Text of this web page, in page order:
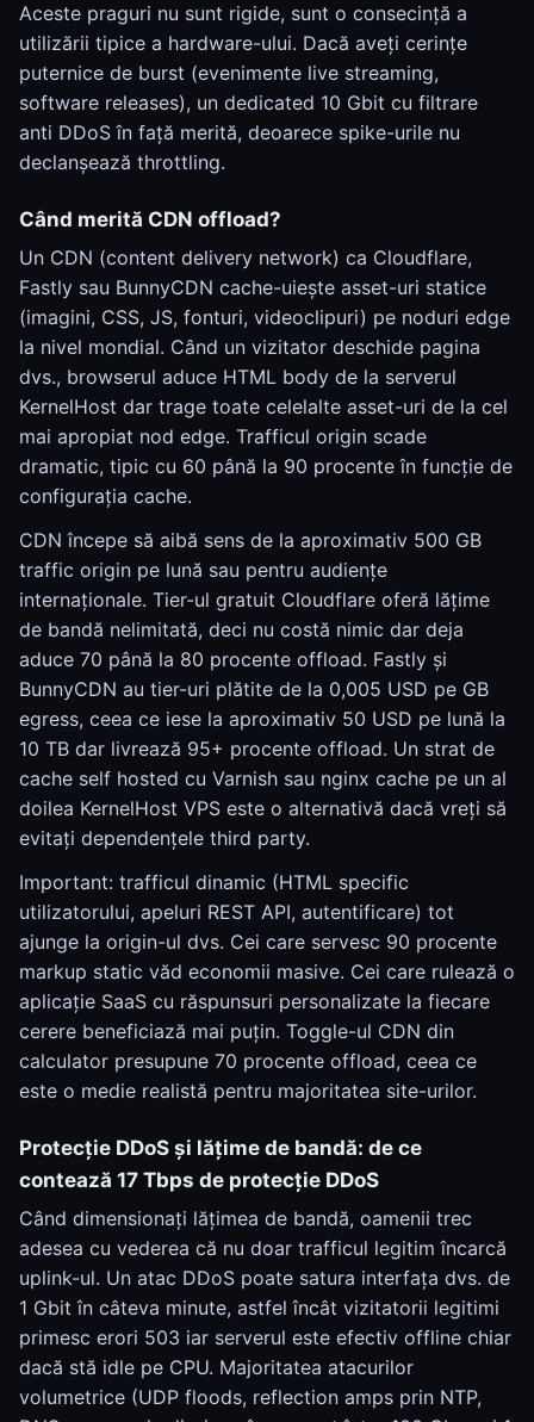
Aceste praguri nu sunt rigide, sunt o consecință a
utilizării tipice a hardware-ului. Dacă aveți cerințe
puternice de burst (evenimente live streaming,
software releases), un dedicated 10 Gbit cu filtrare
anti DDoS în față merită, deoarece spike-urile nu
declanșează throttling.
Când merită CDN offload?
Un CDN (content delivery network) ca Cloudflare,
Fastly sau BunnyCDN cache-uiește asset-uri statice
(imagini, CSS, JS, fonturi, videoclipuri) pe noduri edge
la nivel mondial. Când un vizitator deschide pagina
dvs., browserul aduce HTML body de la serverul
KernelHost dar trage toate celelalte asset-uri de la cel
mai apropiat nod edge. Trafficul origin scade
dramatic, tipic cu 60 până la 90 procente în funcție de
configurația cache.
CDN începe să aibă sens de la aproximativ 500 GB
traffic origin pe lună sau pentru audiențe
internaționale. Tier-ul gratuit Cloudflare oferă lățime
de bandă nelimitată, deci nu costă nimic dar deja
aduce 70 până la 80 procente offload. Fastly și
BunnyCDN au tier-uri plătite de la 0,005 USD pe GB
egress, ceea ce iese la aproximativ 50 USD pe lună la
10 TB dar livrează 95+ procente offload. Un strat de
cache self hosted cu Varnish sau nginx cache pe un al
doilea KernelHost VPS este o alternativă dacă vreți să
evitați dependențele third party.
Important: trafficul dinamic (HTML specific
utilizatorului, apeluri REST API, autentificare) tot
ajunge la origin-ul dvs. Cei care servesc 90 procente
markup static văd economii masive. Cei care rulează o
aplicație SaaS cu răspunsuri personalizate la fiecare
cerere beneficiază mai puțin. Toggle-ul CDN din
calculator presupune 70 procente offload, ceea ce
este o medie realistă pentru majoritatea site-urilor.
Protecție DDoS și lățime de bandă: de ce
contează 17 Tbps de protecție DDoS
Când dimensionați lățimea de bandă, oamenii trec
adesea cu vederea că nu doar trafficul legitim încarcă
uplink-ul. Un atac DDoS poate satura interfața dvs. de
1 Gbit în câteva minute, astfel încât vizitatorii legitimi
primesc erori 503 iar serverul este efectiv offline chiar
dacă stă idle pe CPU. Majoritatea atacurilor
volumetrice (UDP floods, reflection amps prin NTP,